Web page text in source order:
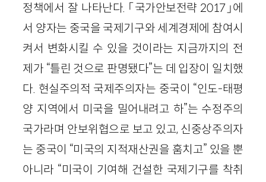
정책에서 잘 나타난다. 「국가안보전략 2017」에
서 양자는 중국을 국제기구와 세계경제에 참여시
켜서 변화시킬 수 있을 것이라는 지금까지의 전
제가 “틀린 것으로 판명됐다”는 데 입장이 일치했
다. 현실주의적 국제주의자는 중국이 “인도-태평
양 지역에서 미국을 밀어내려고 하”는 수정주의
국가라며 안보위협으로 보고 있고, 신중상주의자
는 중국이 “미국의 지적재산권을 훔치고” 있을 뿐
아니라 “미국이 기여해 건설한 국제기구를 착취